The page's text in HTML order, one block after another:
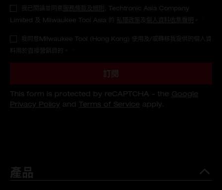
產品
我已閱讀並同意 服務條款及細則
, Techtronic Asia Company
Limited 及 Milwaukee Tool Asia 的 私隱政策 及 個人資料收集聲明
我同意Milwaukee Tool (Hong Kong) 使用及/或轉移我提供的個人資
料用於直接營銷目的。
訂閱
This form is protected by reCAPTCHA - the Google
Privacy Policy and Terms of Service apply.